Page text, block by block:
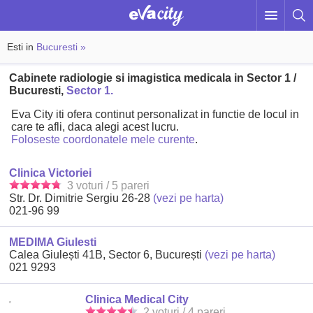
Esti in Bucuresti »
Cabinete radiologie si imagistica medicala in Sector 1 /
Bucuresti,Sector 1.
Eva City iti ofera continut personalizat in functie de locul in
care te afli, daca alegi acest lucru.
Foloseste coordonatele mele curente.
Clinica Victoriei
3 voturi / 5 pareri
Str. Dr. Dimitrie Sergiu 26-28 (vezi pe harta)
021-96 99
MEDIMA Giulesti
Calea Giulești 41B, Sector 6, București (vezi pe harta)
021 9293
Clinica Medical City